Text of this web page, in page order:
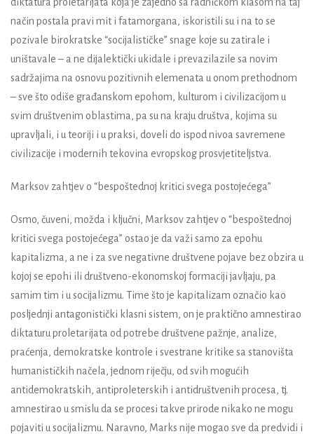
način postala pravi mit i fatamorgana, iskoristili su i na to se
pozivale birokratske “socijalističke” snage koje su zatirale i
uništavale – a ne dijalektički ukidale i prevazilazile sa novim
sadržajima na osnovu pozitivnih elemenata u onom prethodnom
– sve što odiše građanskom epohom, kulturom i civilizacijom u
svim društvenim oblastima, pa su na kraju društva, kojima su
upravljali, i u teoriji i u praksi, doveli do ispod nivoa savremene
civilizacije i modernih tekovina evropskog prosvjetiteljstva.
Marksov zahtjev o “bespoštednoj kritici svega postojećega”
Osmo, čuveni, možda i ključni, Marksov zahtjev o “bespoštednoj
kritici svega postojećega” ostao je da važi samo za epohu
kapitalizma, a ne i za sve negativne društvene pojave bez obzira u
kojoj se epohi ili društveno-ekonomskoj formaciji javljaju, pa
samim tim i u socijalizmu. Time što je kapitalizam označio kao
posljednji antagonistički klasni sistem, on je praktično amnestirao
diktaturu proletarijata od potrebe društvene pažnje, analize,
praćenja, demokratske kontrole i svestrane kritike sa stanovišta
humanističkih načela, jednom riječju, od svih mogućih
antidemokratskih, antiproleterskih i antidruštvenih procesa, tj.
amnestirao u smislu da se procesi takve prirode nikako ne mogu
pojaviti u socijalizmu. Naravno, Marks nije mogao sve da predvidi i